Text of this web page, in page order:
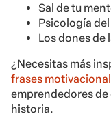
Sal de tu
Psicología
Los dones de
¿Necesitas más
frases
emprendedores de
historia.